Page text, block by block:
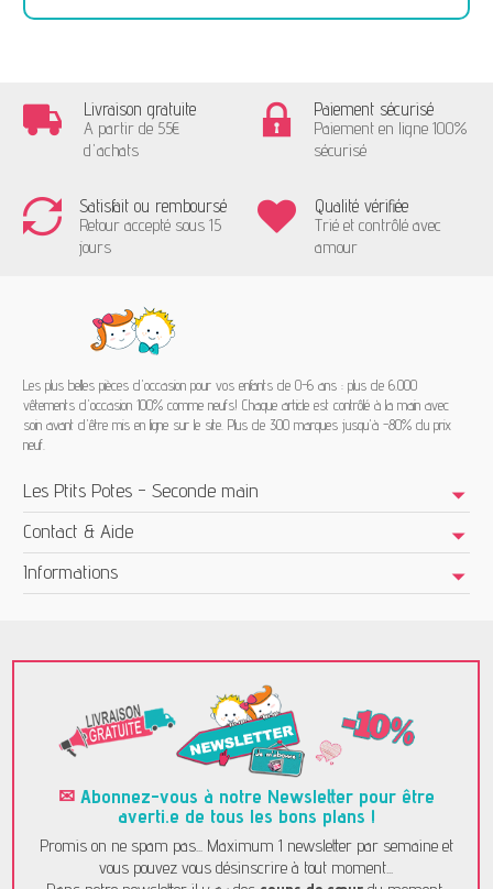
Livraison gratuite
A partir de 55€
d'achats
Paiement sécurisé
Paiement en ligne 100%
sécurisé
Satisfait ou remboursé
Retour accepté sous 15
jours
Qualité vérifiée
Trié et contrôlé avec
amour
Les plus belles pièces d'occasion pour vos enfants de 0-6 ans : plus de 6.000
vêtements d'occasion 100% comme neufs! Chaque article est contrôlé à la main avec
soin avant d'être mis en ligne sur le site. Plus de 300 marques jusqu'à -80% du prix
neuf.
Les Ptits Potes - Seconde main
Contact & Aide
Informations
✉ Abonnez-vous à notre Newsletter pour être
averti.e de tous les bons plans !
Promis on ne spam pas... Maximum 1 newsletter par semaine et
vous pouvez vous désinscrire à tout moment...